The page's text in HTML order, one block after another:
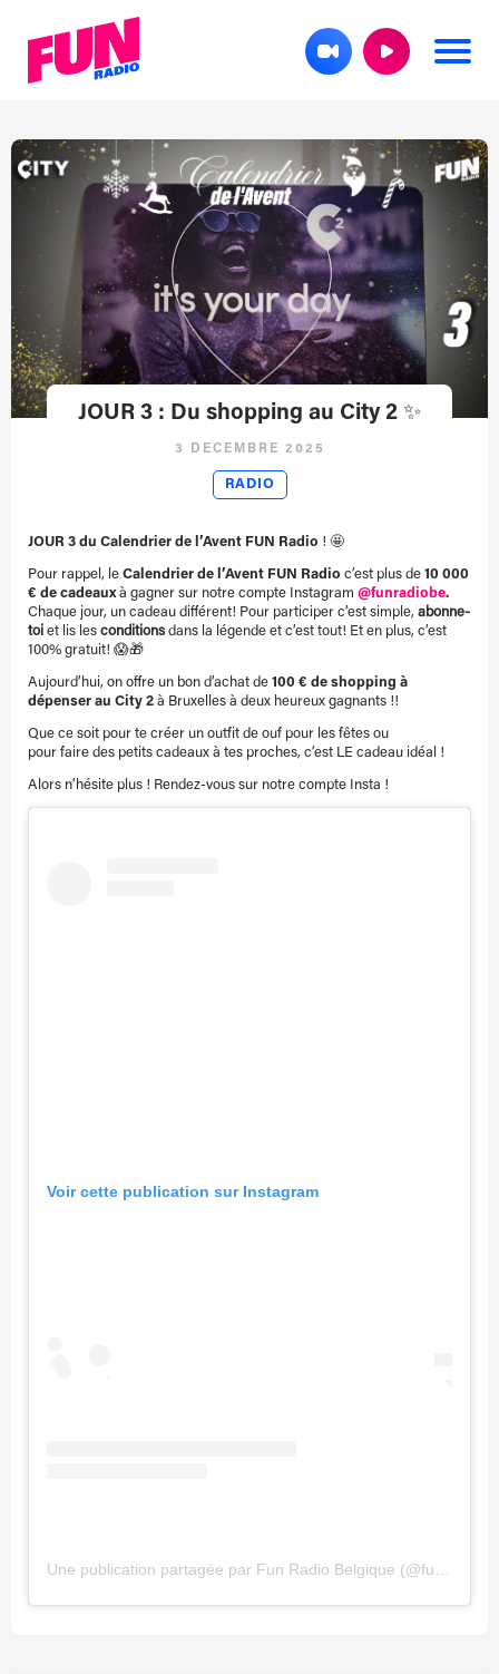
JOUR 3 : Du shopping au City 2 ✨
3 DÉCEMBRE 2025
RADIO
JOUR 3 du Calendrier de l’Avent FUN Radio ! 🤩
Pour rappel, le Calendrier de l’Avent FUN Radio c’est plus de 10 000
€ de cadeauxà gagner sur notre compte Instagram @funradiobe.
Chaque jour, un cadeau différent! Pour participer c’est simple, abonne-
toi et lis les conditionsdans la légende et c’est tout! Et en plus, c’est
100% gratuit! 😱🎁
Aujourd’hui, on offre un bon d’achat de 100 € de shopping à
dépenser au City 2 à Bruxelles à deux heureux gagnants !!
Que ce soit pour te créer un outfit de ouf pour les fêtes ou
pour faire des petits cadeaux à tes proches, c’est LE cadeau idéal !
Alors n’hésite plus ! Rendez-vous sur notre compte Insta !
Voir cette publication sur Instagram